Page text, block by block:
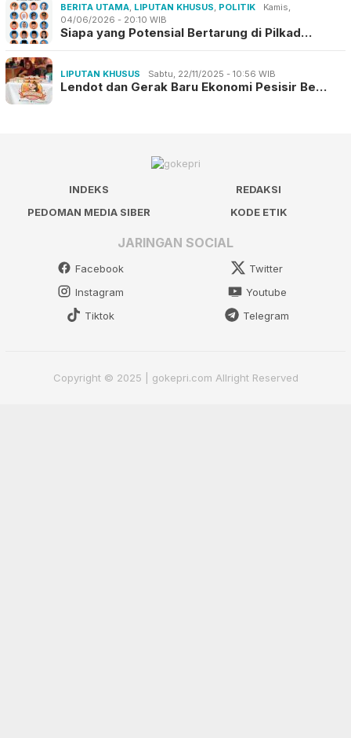
BERITA UTAMA LIPUTAN KHUSUS POLITIK
Kamis,
04/06/2026 - 20:10 WIB
Siapa yang Potensial Bertarung di Pilkad…
LIPUTAN KHUSUS Sabtu, 22/11/2025 - 10:56 WIB
Lendot dan Gerak Baru Ekonomi Pesisir Be…
INDEKS
REDAKSI
PEDOMAN MEDIA SIBER
KODE ETIK
JARINGAN SOCIAL
Facebook
Twitter
Instagram
Youtube
Tiktok
Telegram
Copyright © 2025 | gokepri.com Allright Reserved